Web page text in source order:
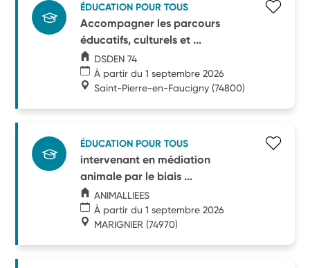
ÉDUCATION POUR TOUS
Accompagner les parcours
éducatifs, culturels et ...
DSDEN 74
À partir du 1 septembre 2026
Saint-Pierre-en-Faucigny (74800)
ÉDUCATION POUR TOUS
intervenant en médiation
animale par le biais ...
ANIMALLIEES
À partir du 1 septembre 2026
MARIGNIER (74970)